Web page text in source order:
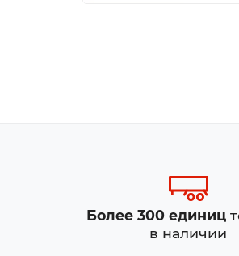
Более 300 единиц
в наличии